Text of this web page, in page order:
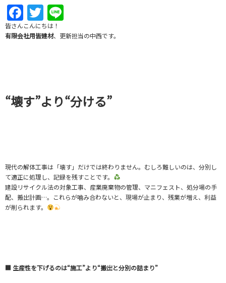
Facebook
Twitter
皆さんこんにちは！
有限会社用皆建材、更新担当の中西です。
“壊す”より“分ける”
現代の解体工事は「壊す」だけでは終わりません。むしろ難しいのは、分別し
て適正に処理し、記録を残すことです。
建設リサイクル法の対象工事、産業廃棄物の管理、マニフェスト、処分場の手
配、搬出計画…。これらが噛み合わないと、現場が止まり、残業が増え、利益
が削られます。
■ 生産性を下げるのは“施工”より“搬出と分別の詰まり”